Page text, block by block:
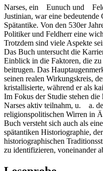
Narses, ein Eunuch und
Justinian, war eine
Spätantike. Von den 530er
Politiker und Feldherr eine
Trotzdem sind viele Aspekte
Das Buch untersucht die
Einblick in die Faktoren, die
beitrugen. Das
seinen realen Wirkungskreis,
kristallisierte, während er als
Im Fokus der Studie stehen
Narses aktiv teilnahm, u. a.
religionspolitischen Wirren in
Buch versteht sich auch als
spätantiken Historiographie,
historiographischen
zu identifizieren, voneinander